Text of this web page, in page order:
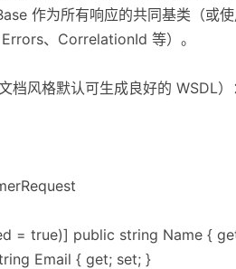
作为所有响应的共同基类（或
、CorrelationId 等）。
档风格默认可生成良好的 WSDL）
= true)] public string Name {
Email { get; set; }